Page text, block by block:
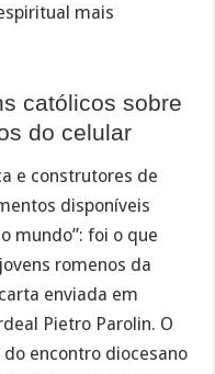
mais
católicos sobre
do celular
e construtores de
disponíveis
mundo”: foi o que
romenos da
enviada em
Pietro Parolin. O
encontro diocesano